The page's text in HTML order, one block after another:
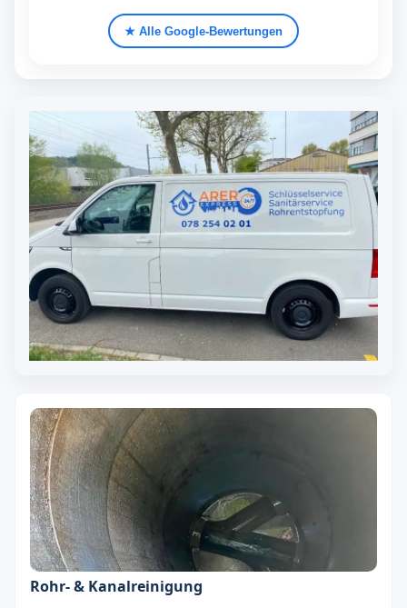
★ Alle Google‑Bewertungen
Rohr- & Kanalreinigung